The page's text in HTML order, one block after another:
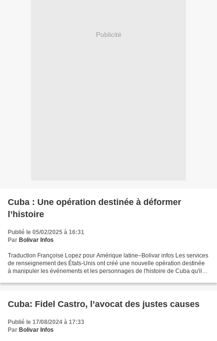
Publicité
Cuba : Une opération destinée à déformer
l’histoire
Publié le 05/02/2025 à 16:31
Par Bolivar Infos
Traduction Françoise Lopez pour Amérique latine–Bolivar infos Les services
de renseignement des États-Unis ont créé une nouvelle opération destinée
à manipuler les événements et les personnages de l'histoire de Cuba qu'ils
Cuba: Fidel Castro, l’avocat des justes causes
Publié le 17/08/2024 à 17:33
Par Bolivar Infos